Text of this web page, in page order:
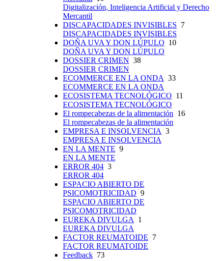
Digitalización, Inteligencia Artificial y Derecho
Mercantil
DISCAPACIDADES INVISIBLES 7
DISCAPACIDADES INVISIBLES
DOÑA UVA Y DON LÚPULO 10
DOÑA UVA Y DON LÚPULO
DOSSIER CRIMEN 38
DOSSIER CRIMEN
ECOMMERCE EN LA ONDA 33
ECOMMERCE EN LA ONDA
ECOSISTEMA TECNOLÓGICO 11
ECOSISTEMA TECNOLÓGICO
El rompecabezas de la alimentación 16
El rompecabezas de la alimentación
EMPRESA E INSOLVENCIA 3
EMPRESA E INSOLVENCIA
EN LA MENTE 9
EN LA MENTE
ERROR 404 3
ERROR 404
ESPACIO ABIERTO DE
PSICOMOTRICIDAD 9
ESPACIO ABIERTO DE
PSICOMOTRICIDAD
EUREKA DIVULGA
1
EUREKA DIVULGA
FACTOR REUMATOIDE 7
FACTOR REUMATOIDE
Feedback 73